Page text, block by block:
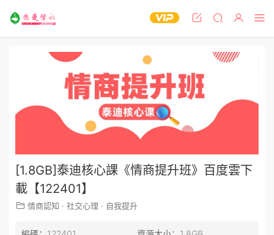
[1.8GB]泰迪核心課《情商提升班》百度雲下
載【122401】
情商認知 · 社交心理 · 自我提升